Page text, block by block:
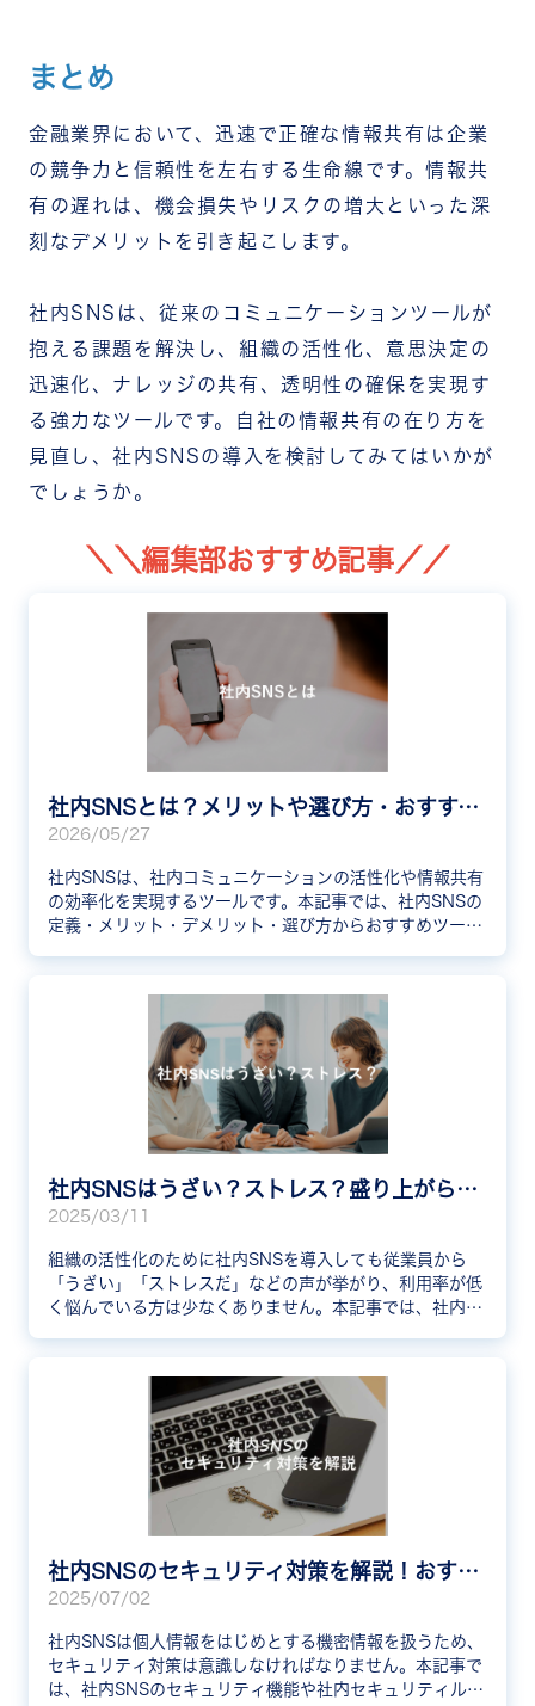
まとめ
金融業界において、迅速で正確な情報共有は企業
の競争力と信頼性を左右する生命線です。情報共
有の遅れは、機会損失やリスクの増大といった深
刻なデメリットを引き起こします。
社内SNSは、従来のコミュニケーションツールが
抱える課題を解決し、組織の活性化、意思決定の
迅速化、ナレッジの共有、透明性の確保を実現す
る強力なツールです。自社の情報共有の在り方を
見直し、社内SNSの導入を検討してみてはいかが
でしょうか。
＼＼編集部おすすめ記事／／
社内SNSとは？メリットや選び方・おすすめ10選と事例を解説
2026/05/27
社内SNSは、社内コミュニケーションの活性化や情報共有
の効率化を実現するツールです。本記事では、社内SNSの
定義・メリット・デメリット・選び方からおすすめツール
社内SNSはうざい？ストレス？盛り上がらないときのポイントを紹介
2025/03/11
組織の活性化のために社内SNSを導入しても従業員から
「うざい」「ストレスだ」などの声が挙がり、利用率が低
く悩んでいる方は少なくありません。本記事では、社内
社内SNSのセキュリティ対策を解説！おすすめツールも紹介
2025/07/02
社内SNSは個人情報をはじめとする機密情報を扱うため、
セキュリティ対策は意識しなければなりません。本記事で
は、社内SNSのセキュリティ機能や社内セキュリティルー